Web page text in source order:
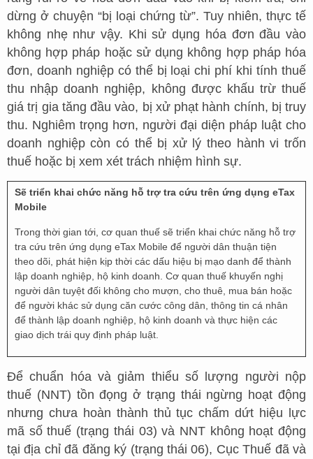
dừng ở chuyện “bị loại chứng từ”. Tuy nhiên, thực tế
không nhẹ như vậy. Khi sử dụng hóa đơn đầu vào
không hợp pháp hoặc sử dụng không hợp pháp hóa
đơn, doanh nghiệp có thể bị loại chi phí khi tính thuế
thu nhập doanh nghiệp, không được khấu trừ thuế
giá trị gia tăng đầu vào, bị xử phạt hành chính, bị truy
thu. Nghiêm trọng hơn, người đại diện pháp luật cho
doanh nghiệp còn có thể bị xử lý theo hành vi trốn
thuế hoặc bị xem xét trách nhiệm hình sự.
Sẽ triển khai chức năng hỗ trợ tra cứu trên ứng dụng eTax
Mobile
Trong thời gian tới, cơ quan thuế sẽ triển khai chức năng hỗ trợ
tra cứu trên ứng dụng eTax Mobile để người dân thuận tiện
theo dõi, phát hiện kịp thời các dấu hiệu bị mạo danh để thành
lập doanh nghiệp, hộ kinh doanh. Cơ quan thuế khuyến nghị
người dân tuyệt đối không cho mượn, cho thuê, mua bán hoặc
để người khác sử dụng căn cước công dân, thông tin cá nhân
để thành lập doanh nghiệp, hộ kinh doanh và thực hiện các
giao dịch trái quy định pháp luật.
Để chuẩn hóa và giảm thiểu số lượng người nộp
thuế (NNT) tồn đọng ở trạng thái ngừng hoạt động
nhưng chưa hoàn thành thủ tục chấm dứt hiệu lực
mã số thuế (trạng thái 03) và NNT không hoạt động
tại địa chỉ đã đăng ký (trạng thái 06), Cục Thuế đã và